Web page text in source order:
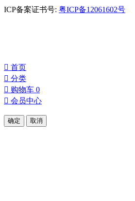
ICP备案证书号: 粤ICP备12061602号
󰀁 首页
󰀂 分类
󰀄 购物车 0
󰀅 会员中心
确定 取消